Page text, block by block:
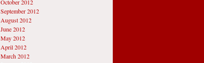
October 2012
September 2012
August 2012
June 2012
May 2012
April 2012
March 2012